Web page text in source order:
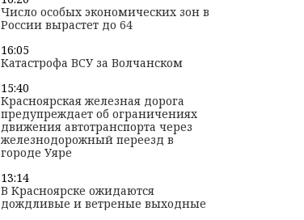
Число особых экономических зон в
России вырастет до 64
16:05
Катастрофа ВСУ за Волчанском
15:40
Красноярская железная дорога
предупреждает об ограничениях
движения автотранспорта через
железнодорожный переезд в
городе Уяре
13:14
В Красноярске ожидаются
дождливые и ветреные выходные